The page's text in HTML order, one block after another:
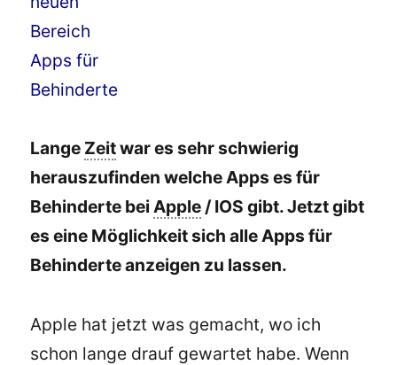
Lange Zeitwar es sehr schwierig
herauszufinden welche Apps es für
Behinderte beiApple / IOS gibt. Jetzt gibt
es eine Möglichkeit sich alle Apps für
Behinderte anzeigen zu lassen.
Apple hat jetzt was gemacht, wo ich
schon lange drauf gewartet habe. Wenn